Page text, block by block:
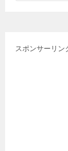
スポンサーリン